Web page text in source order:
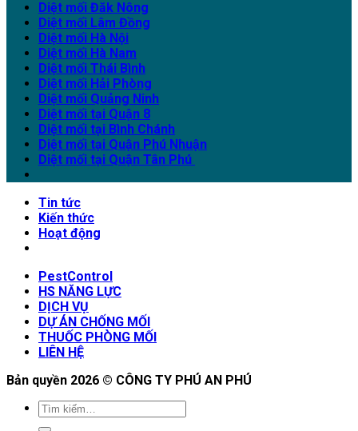
Diệt mối Đăk Nông
Diệt mối Lâm Đồng
Diệt mối Hà Nội
Diệt mối Hà Nam
Diệt mối Thái Bình
Diệt mối Hải Phòng
Diệt mối Quảng Ninh
Diệt mối tại Quận 8
Diệt mối tại Bình Chánh
Diệt mối tại Quận Phú Nhuận
Diệt mối tại Quận Tân Phú
Tin tức
Kiến thức
Hoạt động
PestControl
HS NĂNG LỰC
DỊCH VỤ
DỰ ÁN CHỐNG MỐI
THUỐC PHÒNG MỐI
LIÊN HỆ
Bản quyền 2026 © CÔNG TY PHÚ AN PHÚ